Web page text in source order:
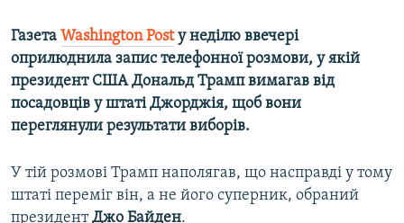
КТАТ
ДОЛУЧАЙСЯ!
Усі сайти RFE/RL
Газета Washington Postу неділю ввечері
оприлюднила запис телефонної розмови, у якій
президент США Дональд Трамп вимагав від
посадовців у штаті Джорджія, щоб вони
переглянули результати виборів.
У тій розмові Трамп наполягав, що насправді у тому
штаті переміг він, а не його суперник, обраний
президентДжо Байден.